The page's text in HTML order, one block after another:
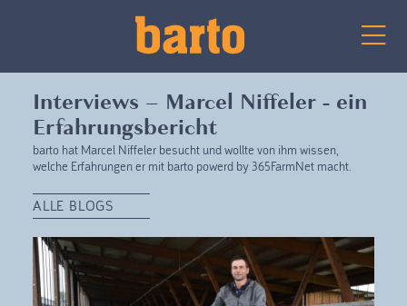
Interviews – Marcel Niffeler - ein
Erfahrungsbericht
barto hat Marcel Niffeler besucht und wollte von ihm wissen,
welche Erfahrungen er mit barto powerd by 365FarmNet macht.
ALLE BLOGS